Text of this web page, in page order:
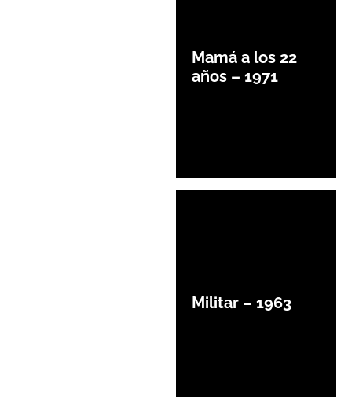
Mamá a los 22
años – 1971
Militar – 1963